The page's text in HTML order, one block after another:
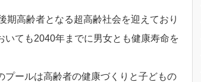
高齢者となる超高齢社会を迎えており
ても2040年までに男女とも健康寿命を
プールは高齢者の健康づくりと子どもの